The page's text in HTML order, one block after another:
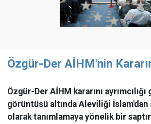
Özgür-Der AİHM'nin
Özgür-Der AİHM kararını
görüntüsü altında Aleviliği İslam'dan
olarak tanımlamaya yönelik bir